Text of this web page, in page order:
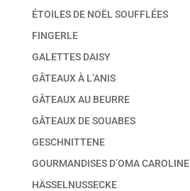
ÉTOILES DE NOËL SOUFFLÉES
FINGERLE
GALETTES DAISY
GÂTEAUX À L’ANIS
GÂTEAUX AU BEURRE
GÂTEAUX DE SOUABES
GESCHNITTENE
GOURMANDISES D’OMA CAROLINE
HÄSSELNUSSECKE